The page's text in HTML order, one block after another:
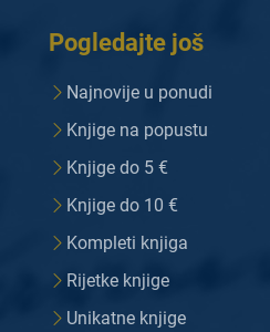
Pogledajte još
Najnovije u ponudi
Knjige na popustu
Knjige do 5 €
Knjige do 10 €
Kompleti knjiga
Rijetke knjige
Unikatne knjige